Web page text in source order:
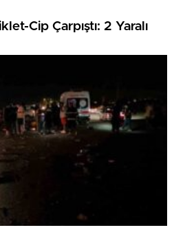
Cip Çarpıştı: 2 Yaralı